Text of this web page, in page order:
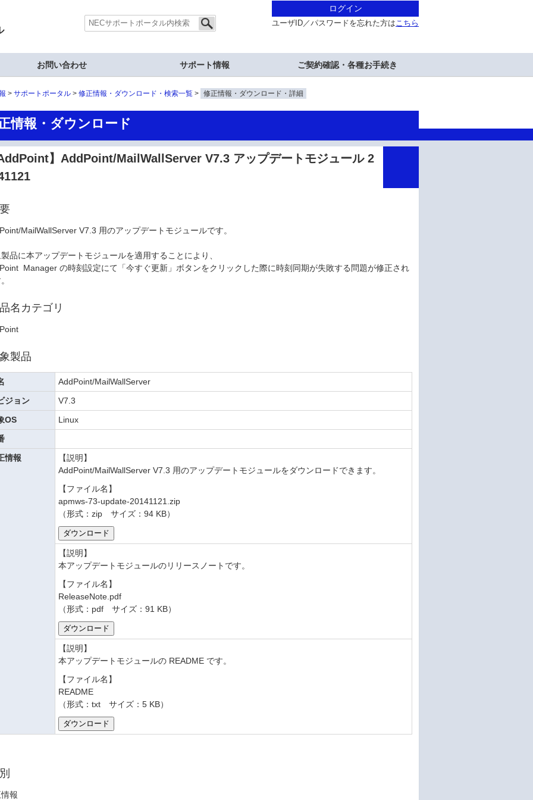
ログイン
ユーザID／パスワードを忘れた方はこちら
お問い合わせ サポート情報 ご契約確認・各種お手続き
サポートポータル 修正情報・ダウンロード・検索一覧 修正情報・ダウンロード・詳細
情報・ダウンロード
】AddPoint/MailWallServer V7.3 アップデートモジュール 2
MailWallServer V7.3 用のアップデートモジュールです。
品に本アップデートモジュールを適用することにより、
Manager の時刻設定にて「今すぐ更新」ボタンをクリックした際に時刻同期が失敗する問題が修正され
名カテゴリ
製品
AddPoint/MailWallServer
ジョン
V7.3
OS
Linux
情報
【説明】
AddPoint/MailWallServer V7.3 用のアップデートモジュールをダウンロードできます。
【ファイル名】
apmws-73-update-20141121.zip
（形式：zip サイズ：94 KB）
【説明】
本アップデートモジュールのリリースノートです。
【ファイル名】
ReleaseNote.pdf
（形式：pdf サイズ：91 KB）
【説明】
本アップデートモジュールの README です。
【ファイル名】
README
（形式：txt サイズ：5 KB）
報